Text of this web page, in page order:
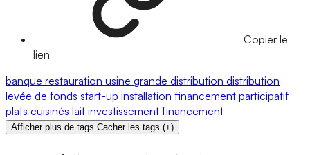
Copier le
lien
banque restauration usine grande distribution distribution
levée de fonds start-up installation financement participatif
plats cuisinés lait investissement financement
Afficher plus de tags Cacher les tags (+)